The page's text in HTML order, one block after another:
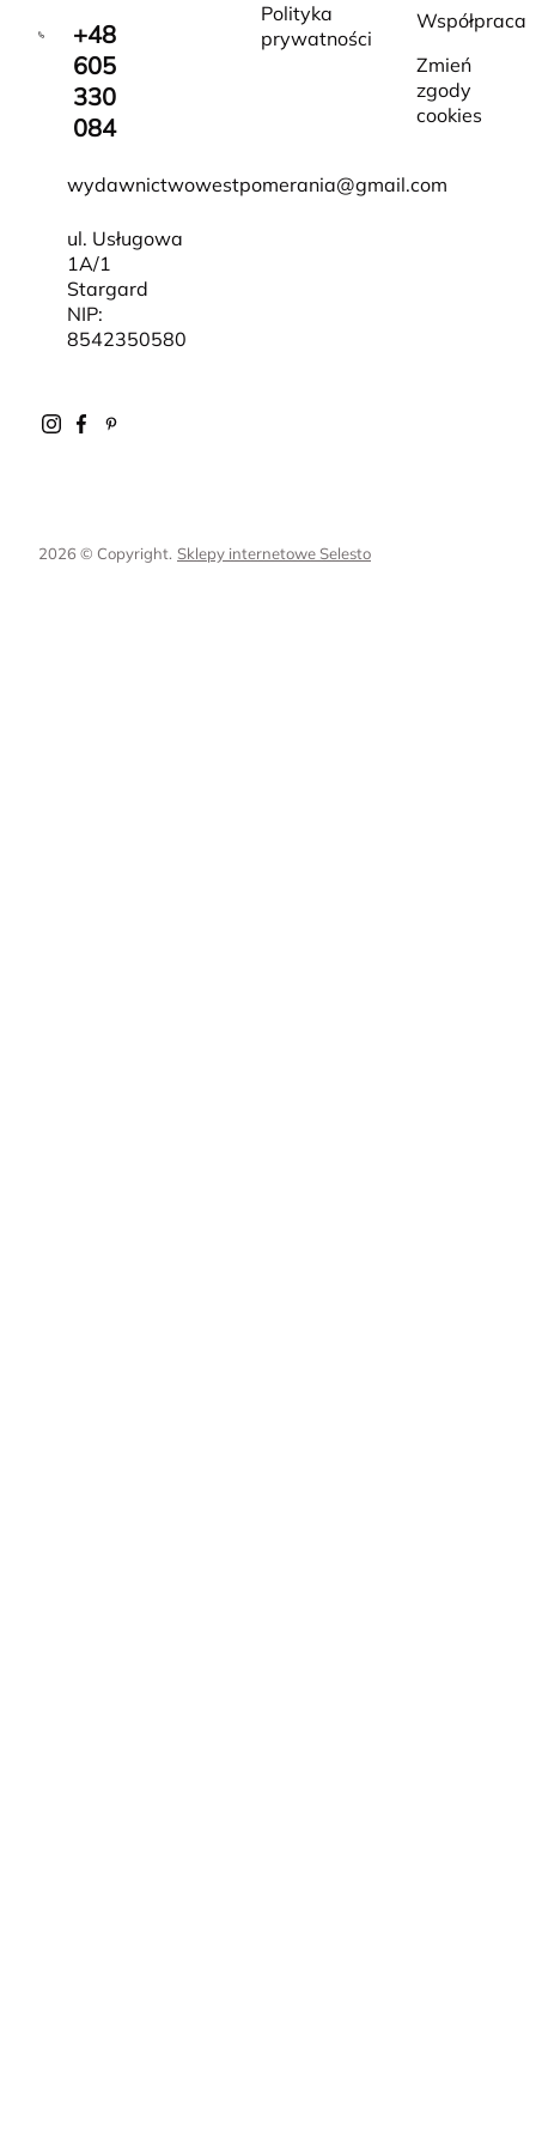
+48
605
330
084
wydawnictwowestpomerania@gmail.com
ul. Usługowa
1A/1
Stargard
NIP:
8542350580
Polityka
prywatności
Współpraca
Zmień
zgody
cookies
2026 © Copyright. Sklepy internetowe Selesto